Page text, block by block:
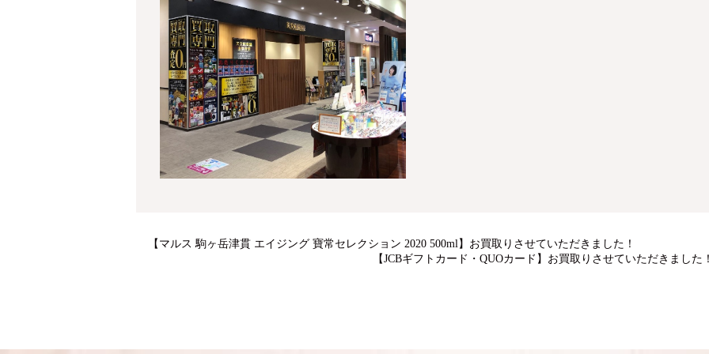
【マルス 駒ヶ岳津貫 エイジング 寶常セレクション 2020 500ml】お買取りさせていただきました！
【JCBギフトカード・QUOカード】お買取りさせていただきました